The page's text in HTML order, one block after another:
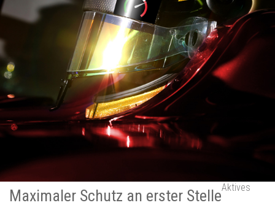
Maximaler Schutz an erster StelleAktives